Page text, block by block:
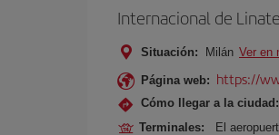
Internacional de Linate
Situación: Milán Ver en
Página web: https://
Cómo llegar a la ciudad:
Terminales: El